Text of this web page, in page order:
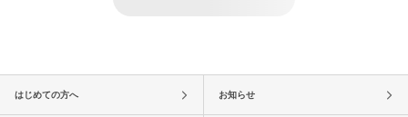
はじめての方へ お知らせ